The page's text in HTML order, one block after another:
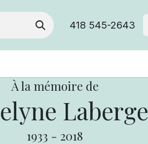
418 545-2643
À la mémoire de
Laberge
1933 - 2018